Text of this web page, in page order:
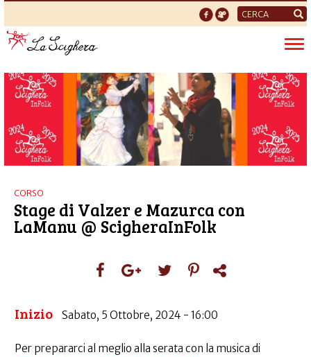
Form
di
ricerca
CORSO
Stage di Valzer e Mazurca con
LaManu @ ScigheraInFolk
Inizio Sabato, 5 Ottobre, 2024 - 16:00
Per prepararci al meglio alla serata con la musica di